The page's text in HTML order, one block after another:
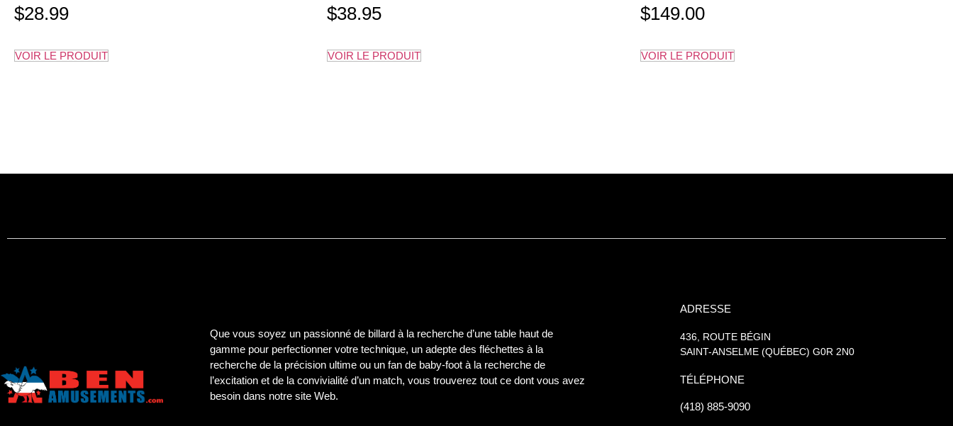
$28.99
VOIR LE PRODUIT
$38.95
VOIR LE PRODUIT
$149.00
VOIR LE PRODUIT
Que vous soyez un passionné de billard à la recherche d’une table haut de
gamme pour perfectionner votre technique, un adepte des fléchettes à la
recherche de la précision ultime ou un fan de baby-foot à la recherche de
l’excitation et de la convivialité d’un match, vous trouverez tout ce dont vous avez
besoin dans notre site Web.
ADRESSE
436, ROUTE BÉGIN
SAINT-ANSELME (QUÉBEC) G0R 2N0
TÉLÉPHONE
(418) 885-9090